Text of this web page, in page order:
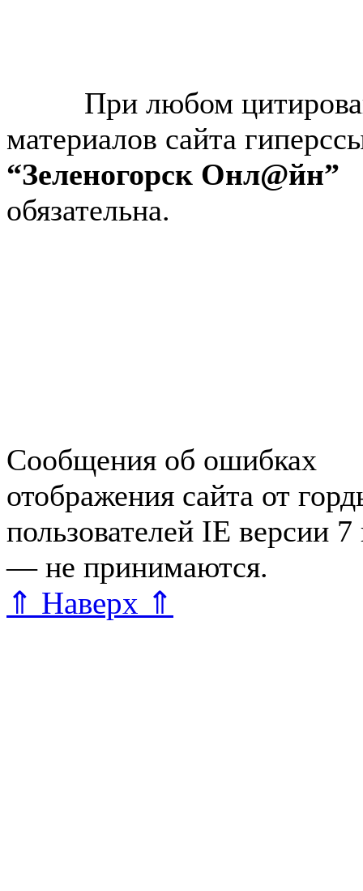
При любом
материалов сайта
“Зеленогорск Онл@йн”
обязательна.
Сообщения об ошибках
отображения сайта от
пользователей IE версии
— не принимаются.
⇑ Наверх ⇑